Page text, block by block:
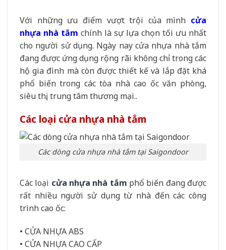
Với những ưu điểm vượt trội của mình cửa
nhựa nhà tắm chính là sự lựa chọn tối ưu nhất
cho người sử dụng. Ngày nay cửa nhựa nhà tắm
đang được ứng dụng rộng rãi không chỉ trong các
hộ gia đình mà còn được thiết kế và lắp đặt khá
phổ biến trong các tòa nhà cao ốc văn phòng,
siêu thị, trung tâm thương mại..
Các loại cửa nhựa nhà tắm
Các dòng cửa nhựa nhà tắm tại Saigondoor
Các loại cửa nhựa nhà tắm phổ biến đang được
rất nhiều người sử dụng từ nhà đến các công
trình cao ốc:
• CỬA NHỰA ABS
• CỬA NHỰA CAO CẤP